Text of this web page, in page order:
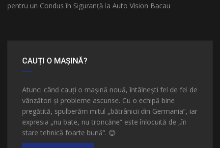
pentru un Condus în Siguranță la Auto Vision Bacau
CAUȚI O MAȘINĂ?
Atunci când cauți o mașină nouă, întâlnești fel de fel de
vânzători și probleme ascunse. Cu o echipă bine
pregătită, spulberăm mitul „bătrânicii din Germania”, iar
expresia „nu bate, nu troncăne” este înlocuită de „în
stare tehnică foarte bună”. 😊